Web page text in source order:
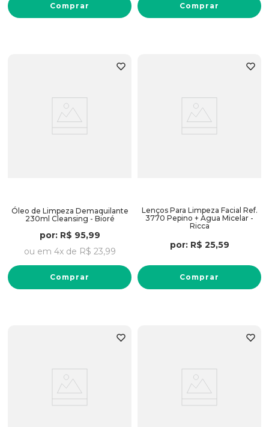
Comprar Comprar
Óleo de Limpeza Demaquilante
230ml Cleansing - Bioré
por: R$ 95,99
ou em 4x de R$ 23,99
Comprar
Lenços Para Limpeza Facial Ref.
3770 Pepino + Agua Micelar -
Ricca
por: R$ 25,59
Comprar